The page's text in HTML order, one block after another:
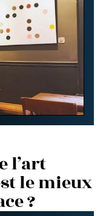
l’art
le mieux
?